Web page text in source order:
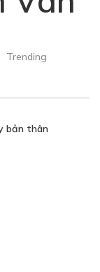
Trending
bản thân